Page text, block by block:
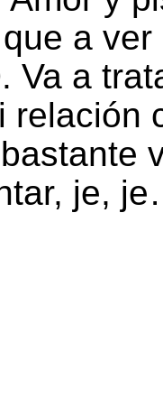
a
Va a
relación
je,